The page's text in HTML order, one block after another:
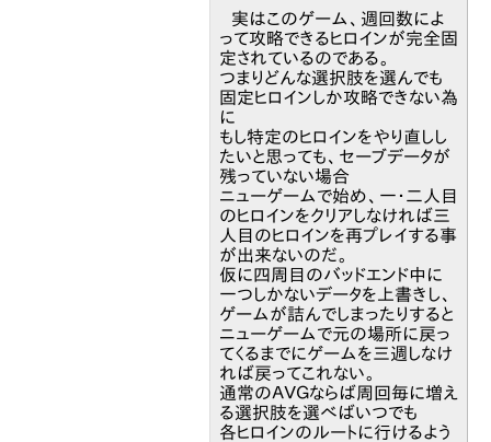
実はこのゲーム、週回数によ
って攻略できるヒロインが完全固
定されているのである。
つまりどんな選択肢を選んでも
固定ヒロインしか攻略できない為
に
もし特定のヒロインをやり直しし
たいと思っても、セーブデータが
残っていない場合
ニューゲームで始め、一・二人目
のヒロインをクリアしなければ三
人目のヒロインを再プレイする事
が出来ないのだ。
仮に四周目のバッドエンド中に
一つしかないデータを上書きし、
ゲームが詰んでしまったりすると
ニューゲームで元の場所に戻っ
てくるまでにゲームを三週しなけ
れば戻ってこれない。
通常のＡＶＧならば周回毎に増え
る選択肢を選べばいつでも
各ヒロインのルートに行けるよう